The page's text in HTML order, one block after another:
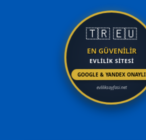
🇹🇷🇪🇺
EN GÜVENİLİR
EVLİLİK SİTESİ
GOOGLE & YANDEX ONAYLI
evliliksayfasi.net